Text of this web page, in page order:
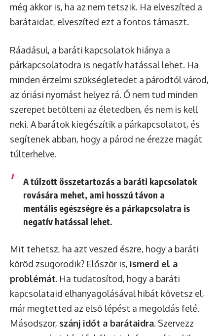
még akkor is, ha az nem tetszik. Ha elveszíted a
barátaidat, elveszíted ezt a fontos támaszt.
Ráadásul, a baráti kapcsolatok hiánya a
párkapcsolatodra is negatív hatással lehet. Ha
minden érzelmi szükségletedet a párodtól várod,
az óriási nyomást helyez rá. Ő nem tud minden
szerepet betölteni az életedben, és nem is kell
neki. A barátok kiegészítik a párkapcsolatot, és
segítenek abban, hogy a párod ne érezze magát
túlterhelve.
A túlzott összetartozás a baráti kapcsolatok
rovására mehet, ami hosszú távon a
mentális egészségre és a párkapcsolatra is
negatív hatással lehet.
Mit tehetsz, ha azt veszed észre, hogy a baráti
köröd zsugorodik? Először is, ismerd el a
problémát. Ha tudatosítod, hogy a baráti
kapcsolataid elhanyagolásával hibát követsz el,
már megtetted az első lépést a megoldás felé.
Másodszor, szánj időt a barátaidra. Szervezz